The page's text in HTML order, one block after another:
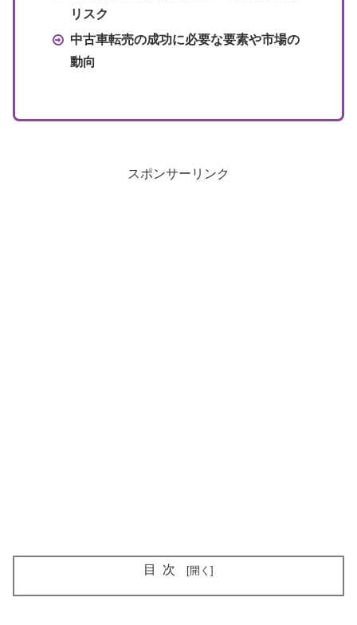
リスク
中古車転売の成功に必要な要素や市場の
動向
スポンサーリンク
目次